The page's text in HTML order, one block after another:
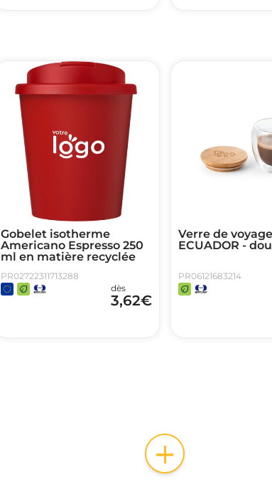
Gobelet isotherme
Americano Espresso 250
ml en matière recyclée
PR02722311713288
dès
3,62€
Verre de
ECUADOR -
PR06121683214
+